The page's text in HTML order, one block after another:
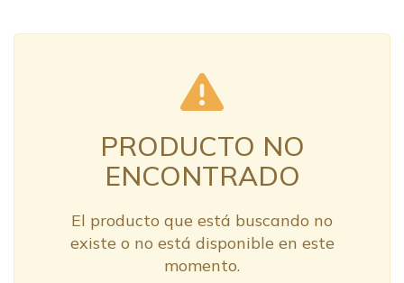
PRODUCTO NO
ENCONTRADO
El producto que está buscando no
existe o no está disponible en este
momento.